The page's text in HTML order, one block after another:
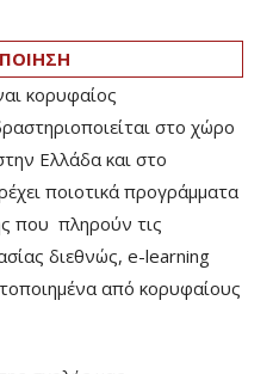
κορυφαίος
στο χώρο
Ελλάδα και στο
ποιοτικά προγράμματα
που πληρούν τις
διεθνώς, e-learning
από κορυφαίους